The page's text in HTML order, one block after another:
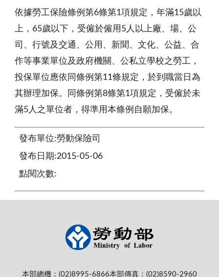
依據勞工保險條例第6條第1項規定，年滿15歲以
上，65歲以下，受僱於僱用5人以上廠、場、公
司、行號及交通、公用、新聞、文化、公益、合
作等事業單位及政府機關、公私立學校之勞工，
投保單位應依同條例第11條規定，於到職當日為
其辦理加保。同條例第8條第1項規定，受僱於未
滿5人之單位者，得準用本條例自願加保。
發布單位:勞動保險司
發布日期:2015-05-06
點閱次數:
本部總機：(02)8995-6866本部傳真：(02)8590-2960